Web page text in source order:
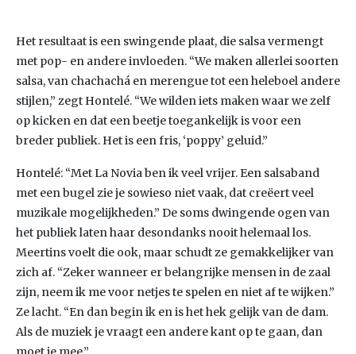
Het resultaat is een swingende plaat, die salsa vermengt
met pop- en andere invloeden. “We maken allerlei soorten
salsa, van chachachá en merengue tot een heleboel andere
stijlen,” zegt Hontelé. “We wilden iets maken waar we zelf
op kicken en dat een beetje toegankelijk is voor een
breder publiek. Het is een fris, ‘poppy’ geluid.”
Hontelé: “Met La Novia ben ik veel vrijer. Een salsaband
met een bugel zie je sowieso niet vaak, dat creëert veel
muzikale mogelijkheden.” De soms dwingende ogen van
het publiek laten haar desondanks nooit helemaal los.
Meertins voelt die ook, maar schudt ze gemakkelijker van
zich af. “Zeker wanneer er belangrijke mensen in de zaal
zijn, neem ik me voor netjes te spelen en niet af te wijken.”
Ze lacht. “En dan begin ik en is het hek gelijk van de dam.
Als de muziek je vraagt een andere kant op te gaan, dan